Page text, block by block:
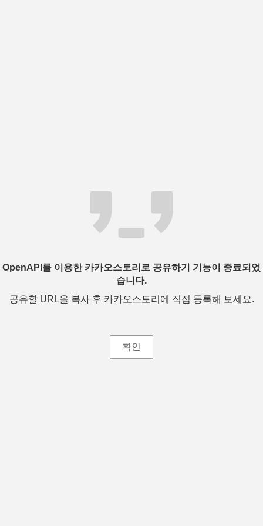
OpenAPI를 이용한 카카오스토리로 공유하기 기능이 종료되었
습니다.
공유할 URL을 복사 후 카카오스토리에 직접 등록해 보세요.
확인